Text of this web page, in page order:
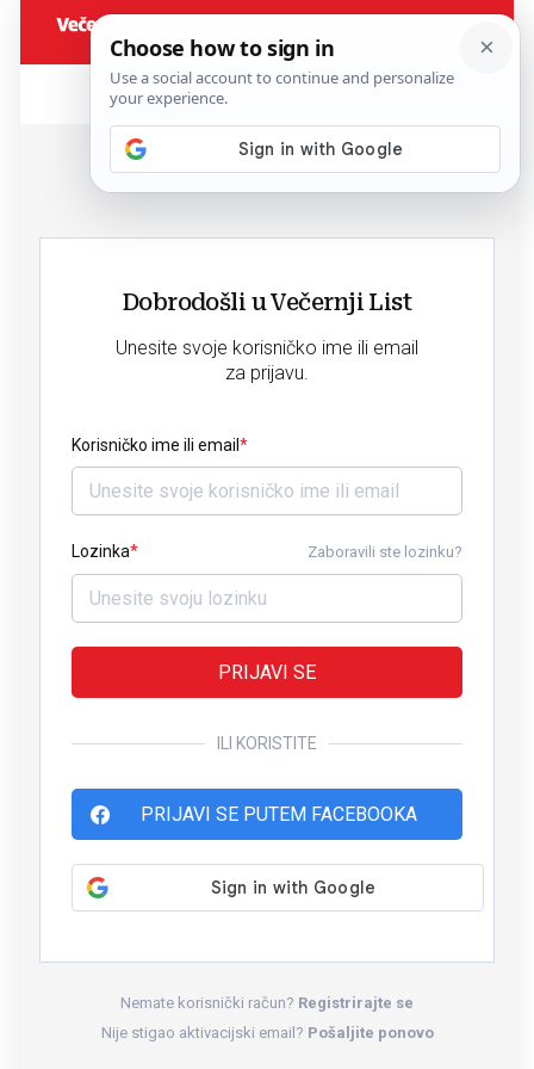
Dobrodošli u Večernji List
Unesite svoje korisničko ime ili email
za prijavu.
Korisničko ime ili email
Lozinka Zaboravili ste lozinku?
PRIJAVI SE
ILI KORISTITE
PRIJAVI SE PUTEM FACEBOOKA
Nemate korisnički račun? Registrirajte se
Nije stigao aktivacijski email? Pošaljite ponovo